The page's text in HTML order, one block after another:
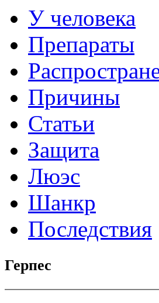
У человека
Препараты
Причины
Статьи
Защита
Люэс
Шанкр
Последствия
Герпес